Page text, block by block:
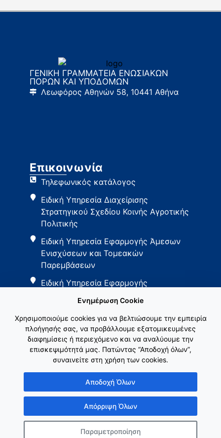
ΓΕΝΙΚΗ ΓΡΑΜΜΑΤΕΙΑ ΕΝΩΣΙΑΚΩΝ
ΠΟΡΩΝ ΚΑΙ ΥΠΟΔΟΜΩΝ
Λεωφόρος Αθηνών 58, 10441 Αθήνα
Επικοινωνία
Τηλεφωνικός κατάλογος
Ειδική Υπηρεσία Διαχείρισης
Στρατηγικού Σχεδίου Κοινής Αγροτικής
Πολιτικής
Ειδική Υπηρεσία Εφαρμογής Άμεσων
Ενισχύσεων και Τομεακών
Παρεμβάσεων
Ειδική Υπηρεσία Εφαρμογής
Εθνικό Δίκτυο ΚΑΠ
Copyright © Γενική Γραμματεία Ενωσιακών Πόρων & Υποδομών
Ενημέρωση Cookie
Χρησιμοποιούμε cookies για να βελτιώσουμε την εμπειρία
πλοήγησής σας, να προβάλλουμε εξατομικευμένες
διαφημίσεις ή περιεχόμενο και να αναλύουμε την
επισκεψιμότητά μας. Πατώντας “Αποδοχή όλων”,
συναινείτε στη χρήση των cookies.
Αποδοχή Όλων
Απόρριψη Όλων
Παραμετροποίηση